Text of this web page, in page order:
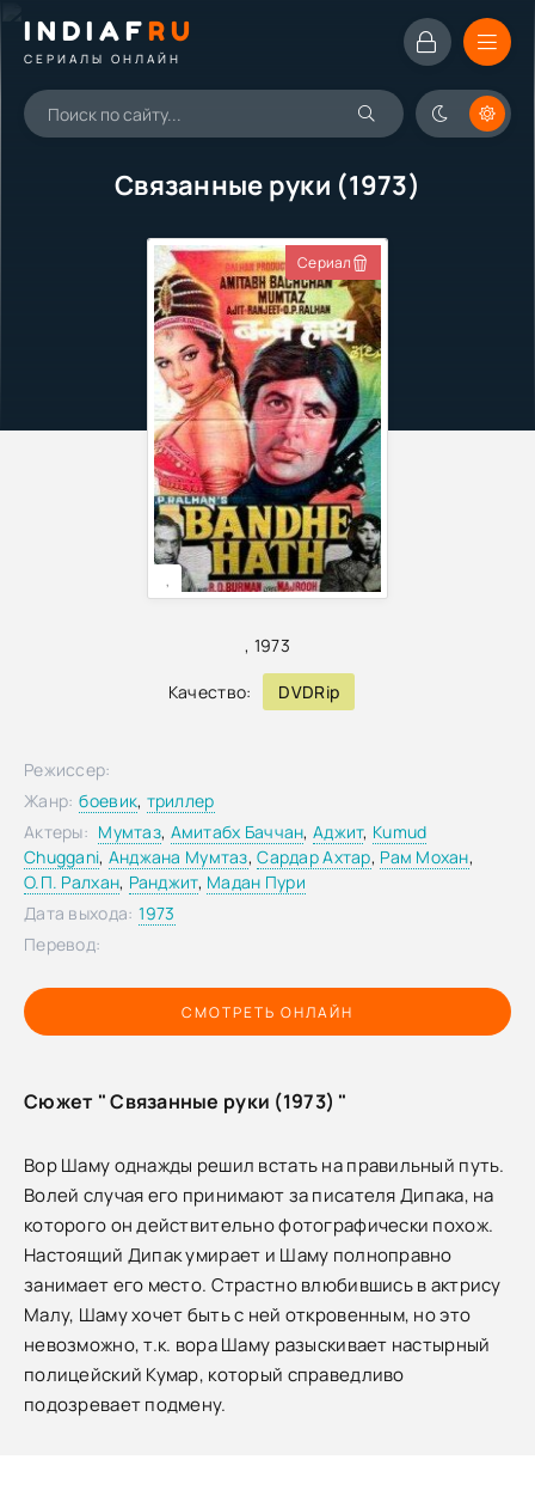
INDIAFRU
СЕРИАЛЫ ОНЛАЙН
Связанные руки (1973)
, 1973
Качество: DVDRip
Сериал
,
СМОТРЕТЬ ОНЛАЙН
Режиссер:
Жанр: боевик, триллер
Актеры: Мумтаз, Амитабх Баччан, Аджит, Kumud
Chuggani, Анджана Мумтаз,Сардар Ахтар, Рам Мохан,
О.П. Ралхан, Ранджит, Мадан Пури
Дата выхода: 1973
Перевод:
Сюжет " Связанные руки (1973) "
Вор Шаму однажды решил встать на правильный путь.
Волей случая его принимают за писателя Дипака, на
которого он действительно фотографически похож.
Настоящий Дипак умирает и Шаму полноправно
занимает его место. Страстно влюбившись в актрису
Малу, Шаму хочет быть с ней откровенным, но это
невозможно, т.к. вора Шаму разыскивает настырный
полицейский Кумар, который справедливо
подозревает подмену.